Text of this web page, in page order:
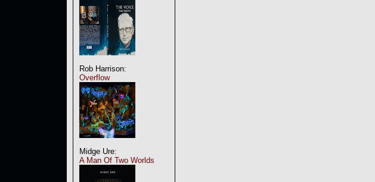
Rob Harrison:
Overflow
Midge Ure:
A Man Of Two Worlds